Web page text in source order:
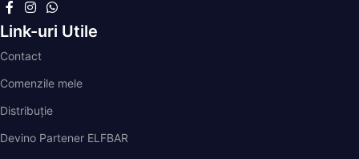
Link-uri Utile
Contact
Comenzile mele
Distribuție
Devino Partener ELFBAR
Livrare și Plată